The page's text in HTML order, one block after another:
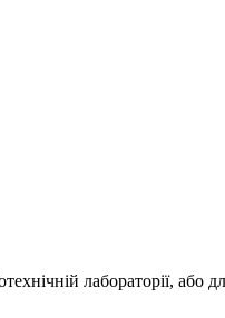
лабораторії, або